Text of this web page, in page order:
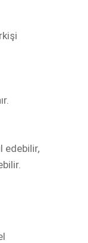
edebilir,